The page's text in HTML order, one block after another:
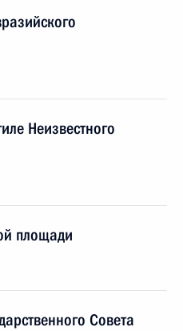
Неизвестного
площади
Совета